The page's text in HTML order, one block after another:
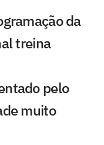
da
treina
pelo
muito